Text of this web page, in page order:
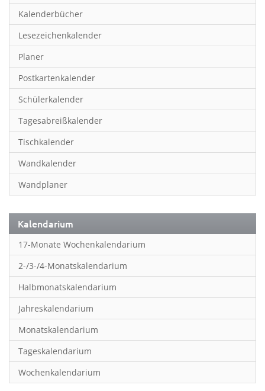
Frauen
Fußball
Geburtstagskalender
Hobby & Basteln
Humor & Cartoon
Inpiration & Entspannung
Inspiration & Entspannung
Inspiration & Spiritualität
Kinderkalender
Kunst
Länder & Städte
Landschaft & Natur
Lifestyle
Literatur
Manga & Animé
Neutrale Kalender
Partner- & Wandplaner
Planung & Organisation
Kalenderbücher
Lesezeichenkalender
Planer
Postkartenkalender
Schülerkalender
Tagesabreißkalender
Tischkalender
Wandkalender
Wandplaner
Kalendarium
17-Monate Wochenkalendarium
2-/3-/4-Monatskalendarium
Halbmonatskalendarium
Jahreskalendarium
Monatskalendarium
Tageskalendarium
Wochenkalendarium